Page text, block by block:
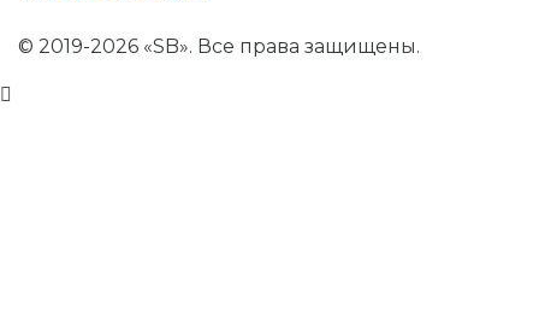
© 2019-2026 «SB». Все права защищены.